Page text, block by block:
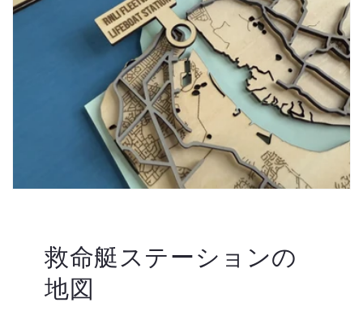
救命艇ステーションの
地図